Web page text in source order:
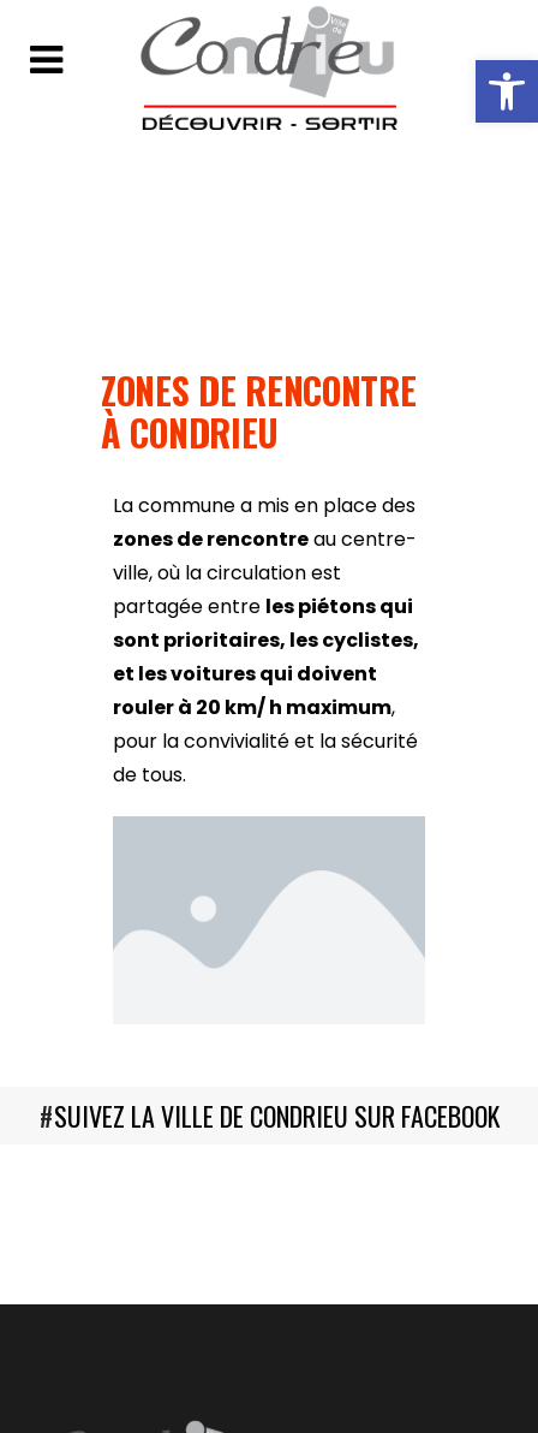
Ouvrir la
ZONES DE RENCONTRE
À CONDRIEU
La commune a mis en place des
zones de rencontreau centre-
ville, où la circulation est
partagée entre les piétons qui
sont prioritaires, les cyclistes,
et les voitures qui doivent
rouler à 20 km/ h maximum,
pour la convivialité et la sécurité
de tous.
#SUIVEZ LA VILLE DE CONDRIEU SUR FACEBOOK